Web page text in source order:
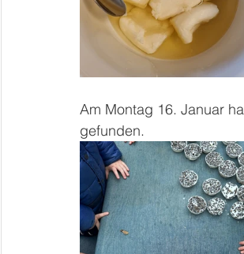
Am Montag 16. Januar
gefunden.